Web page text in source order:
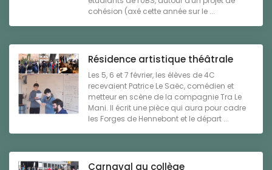
cohésion (axé cette année sur le ...
Résidence artistique théâtrale
Les 5, 6 et 7 février, les élèves de 4C
recevaient Patrice Le Saëc, comédien et
metteur en scène de la compagnie Tra Le
Mani. Il écrit une pièce qui aura pour cadre
les Forges de Hennebont et le départ ...
Carnaval au collège